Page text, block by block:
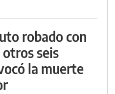
robado con
seis
la muerte